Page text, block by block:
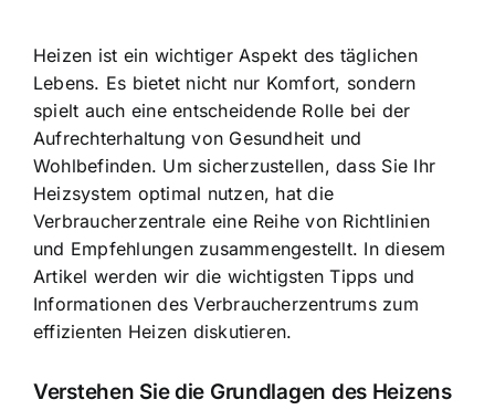
Heizen ist ein wichtiger Aspekt des täglichen
Lebens. Es bietet nicht nur Komfort, sondern
spielt auch eine entscheidende Rolle bei der
Aufrechterhaltung von Gesundheit und
Wohlbefinden. Um sicherzustellen, dass Sie Ihr
Heizsystem optimal nutzen, hat die
Verbraucherzentrale eine Reihe von Richtlinien
und Empfehlungen zusammengestellt. In diesem
Artikel werden wir die wichtigsten Tipps und
Informationen des Verbraucherzentrums zum
effizienten Heizen diskutieren.
Verstehen Siedie Grundlagen des Heizens